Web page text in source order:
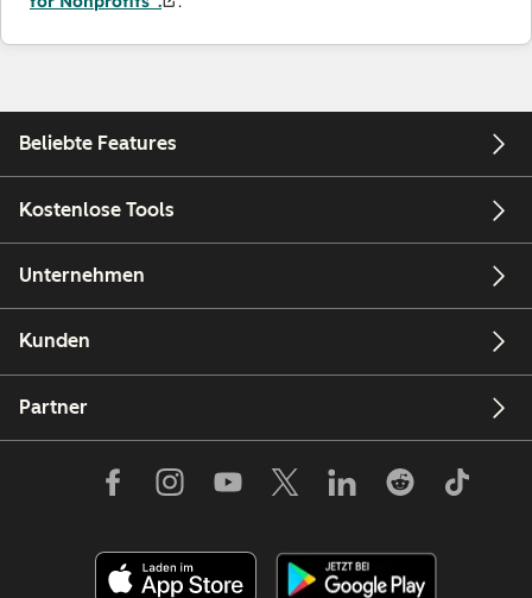
Beliebte Features
Kostenlose Tools
Unternehmen
Kunden
Partner